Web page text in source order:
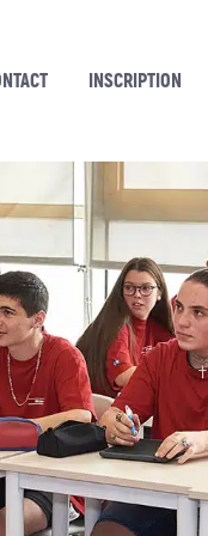
INSCRIPTION